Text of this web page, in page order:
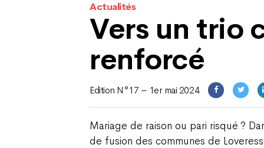
Actualités
Vers un trio
renforcé
Edition N°17 – 1er mai 2024
Mariage de raison ou pari risqué ?
de fusion des communes de